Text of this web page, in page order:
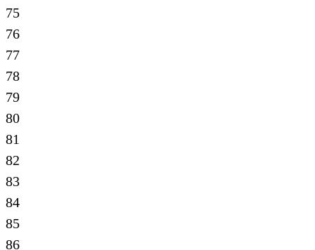
75
76
77
78
79
80
81
82
83
84
85
86